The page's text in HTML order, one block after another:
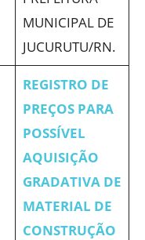
MUNICIPAL DE
JUCURUTU/RN.
REGISTRO DE
PREÇOS PARA
POSSÍVEL
AQUISIÇÃO
GRADATIVA DE
MATERIAL DE
CONSTRUÇÃO